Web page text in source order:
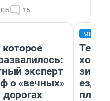
15
эксперт
о «вечных»
дорогах
ездит